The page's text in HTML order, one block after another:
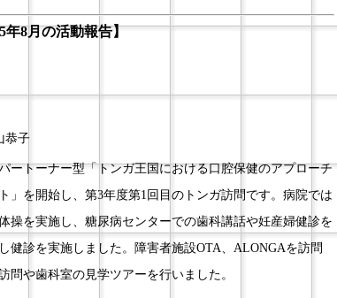
年8月の活動報告】
恭子
ートーナー型「トンガ王国における口腔保健のアプローチ
」を開始し、第3年度第1回目のトンガ訪問です。病院では
操を実施し、糖尿病センターでの歯科講話や妊産婦健診を
健診を実施しました。障害者施設OTA、ALONGAを訪問
問や歯科室の見学ツアーを行いました。